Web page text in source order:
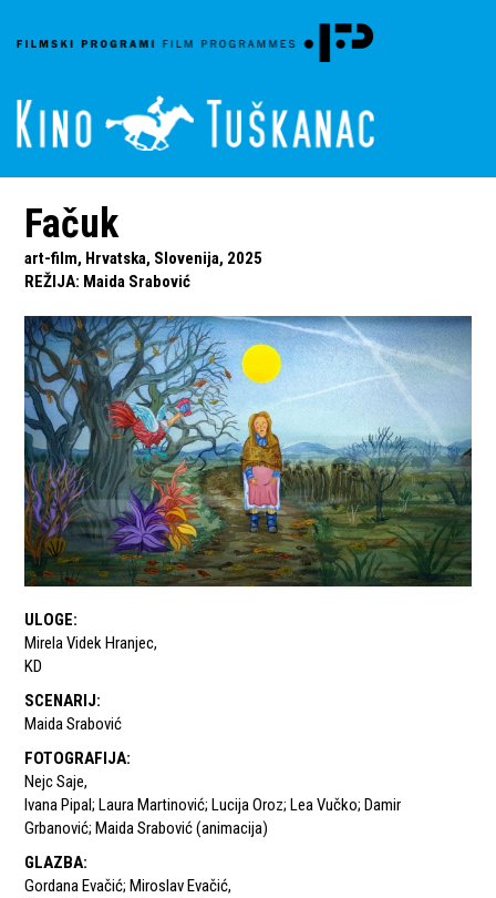
Fačuk
art-film, Hrvatska, Slovenija, 2025
REŽIJA: Maida Srabović
ULOGE:
Mirela Videk Hranjec,
KD
SCENARIJ:
Maida Srabović
FOTOGRAFIJA:
Nejc Saje,
Ivana Pipal; Laura Martinović; Lucija Oroz; Lea Vučko; Damir
Grbanović; Maida Srabović (animacija)
GLAZBA:
Gordana Evačić; Miroslav Evačić,